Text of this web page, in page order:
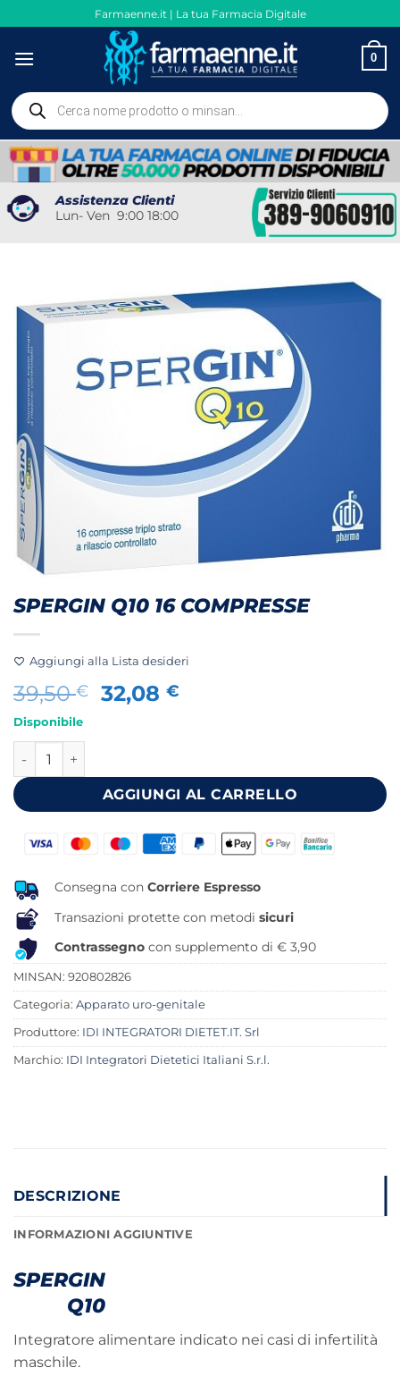
ai
contenuti
Farmaenne.it | La tua Farmacia Digitale
0
Ricerca
prodotti
Assistenza Clienti
Lun- Ven 9:00 18:00
SPERGIN Q10 16 COMPRESSE
Aggiungi alla Lista desideri
39,50€
Il
39,50 €.
32,08€
32,08 €.
Disponibile
SPERGIN Q10 16 COMPRESSE quantità
AGGIUNGI AL CARRELLO
Consegna con Corriere Espresso
Transazioni protette con metodi sicuri
Contrassegno con supplemento di € 3,90
MINSAN: 920802826
Categoria: Apparato uro-genitale
Produttore: IDI INTEGRATORI DIETET.IT. Srl
Marchio: IDI Integratori Dietetici Italiani S.r.l.
DESCRIZIONE
INFORMAZIONI AGGIUNTIVE
SPERGIN
Q10
Integratore alimentare indicato nei casi di infertilità
maschile.